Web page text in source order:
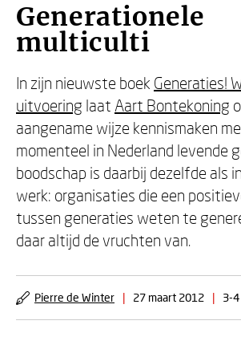
Generationele
multiculti
In zijn nieuwste boek Generaties!
uitvoering laat Aart Bontekoning
aangename wijze kennismaken
momenteel in Nederland levende
boodschap is daarbij dezelfde als
werk: organisaties die een
tussen generaties weten te
daar altijd de vruchten van.
Pierre de Winter | 27 maart 2012 | 3-